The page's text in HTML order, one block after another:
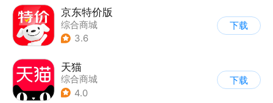
京东特价版
综合商城
3.6
下载
天猫
综合商城
4.0
下载